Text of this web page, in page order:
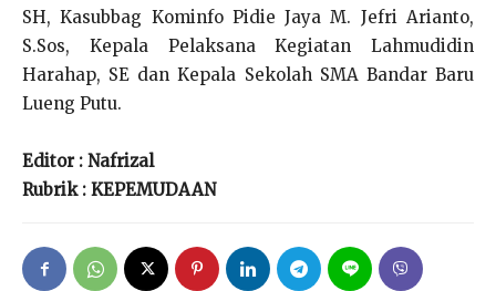
SH, Kasubbag Kominfo Pidie Jaya M. Jefri Arianto,
S.Sos, Kepala Pelaksana Kegiatan Lahmudidin
Harahap, SE dan Kepala Sekolah SMA Bandar Baru
Lueng Putu.
Editor : Nafrizal
Rubrik : KEPEMUDAAN